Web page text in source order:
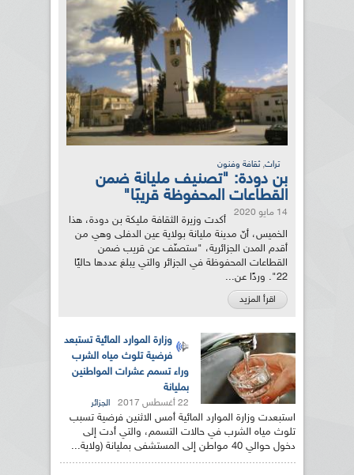
تراث,ثقافة وفنون
بن دودة: "تصنيف مليانة ضمن
القطاعات المحفوظة قريبًا"
14 مايو 2020
أكدت وزيرة الثقافة مليكة بن دودة، هذا
الخميس، أنّ مدينة مليانة بولاية عين الدفلى وهي من
أقدم المدن الجزائرية، "ستصنّف عن قريب ضمن
القطاعات المحفوظة في الجزائر والتي يبلغ عددها حاليًا
22". وردًا عن...
اقرأ المزيد
وزارة الموارد المائية تستبعد
فرضية تلوث مياه الشرب
وراء تسمم عشرات المواطنين
بمليانة
22 أغسطس 2017 الجزائر
استبعدت وزارة الموارد المائية أمس الاثنين فرضية تسبب
تلوث مياه الشرب في حالات التسمم، والتي أدت إلى
دخول حوالي 40 مواطن إلى المستشفى بمليانة (ولاية...